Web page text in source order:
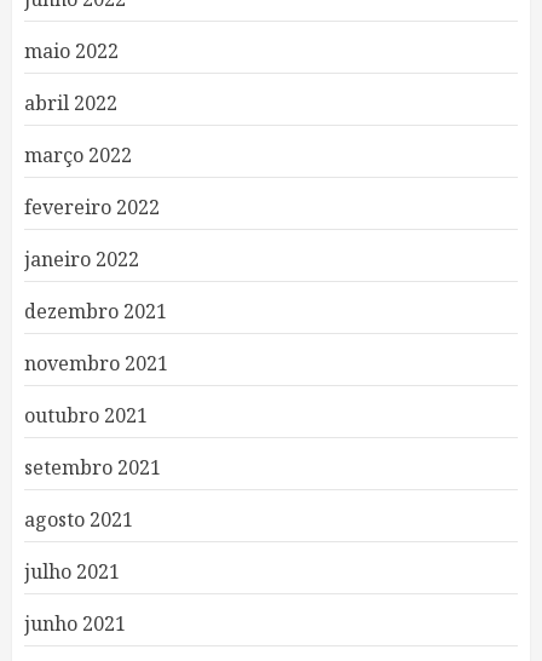
maio 2022
abril 2022
março 2022
fevereiro 2022
janeiro 2022
dezembro 2021
novembro 2021
outubro 2021
setembro 2021
agosto 2021
julho 2021
junho 2021